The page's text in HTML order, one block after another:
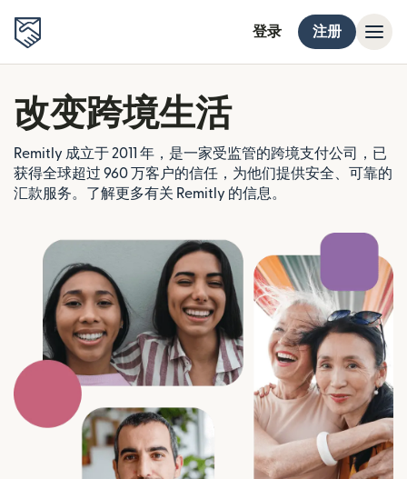
登录 注册
改变跨境生活
Remitly 成立于 2011 年，是一家受监管的跨境支付公司，已
获得全球超过 960 万客户的信任，为他们提供安全、可靠的
汇款服务。了解更多有关 Remitly 的信息。